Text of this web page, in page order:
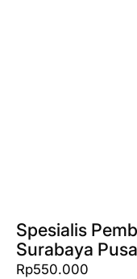
Spesialis
Surabaya
Rp550.000